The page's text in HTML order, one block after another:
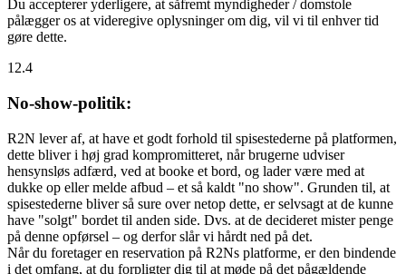
Du accepterer yderligere, at såfremt myndigheder / domstole
pålægger os at videregive oplysninger om dig, vil vi til enhver tid
gøre dette.
12.4
No-show-politik:
R2N lever af, at have et godt forhold til spisestederne på platformen,
dette bliver i høj grad kompromitteret, når brugerne udviser
hensynsløs adfærd, ved at booke et bord, og lader være med at
dukke op eller melde afbud – et så kaldt "no show". Grunden til, at
spisestederne bliver så sure over netop dette, er selvsagt at de kunne
have "solgt" bordet til anden side. Dvs. at de decideret mister penge
på denne opførsel – og derfor slår vi hårdt ned på det.
Når du foretager en reservation på R2Ns platforme, er den bindende
i det omfang, at du forpligter dig til at møde på det pågældende